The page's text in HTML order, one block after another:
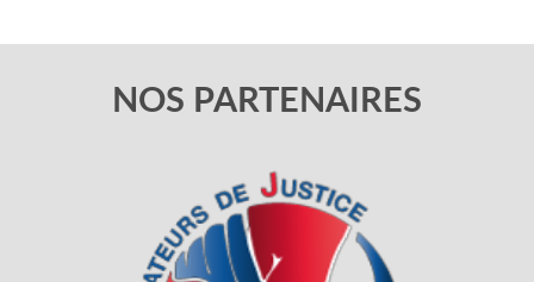
NOS PARTENAIRES